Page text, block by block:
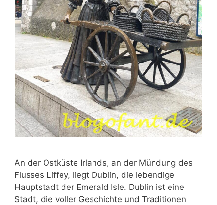
An der Ostküste Irlands, an der Mündung des
Flusses Liffey, liegt Dublin, die lebendige
Hauptstadt der Emerald Isle. Dublin ist eine
Stadt, die voller Geschichte und Traditionen